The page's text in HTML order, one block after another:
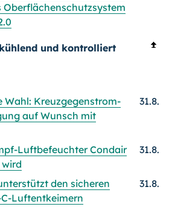
Oberflächenschutzsystem
und kontrolliert
Wahl: Kreuzgegenstrom-
auf Wunsch mit
31.8.
Luftbefeuchter Condair
wird
31.8.
den sicheren
Luftentkeimern
31.8.